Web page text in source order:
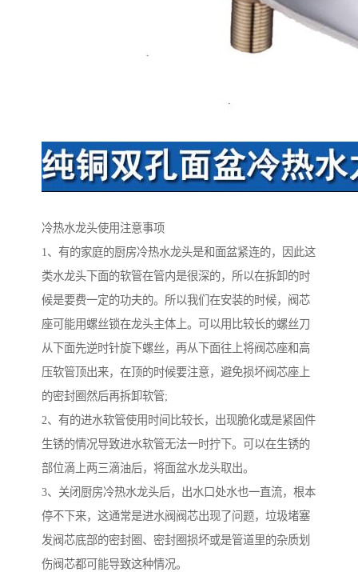
冷热水龙头使用注意事项
1、有的家庭的厨房冷热水龙头是和面盆紧连的，因此这
类水龙头下面的软管在管内是很深的，所以在拆卸的时
候是要费一定的功夫的。所以我们在安装的时候，阀芯
座可能用螺丝锁在龙头主体上。可以用比较长的螺丝刀
从下面先逆时针旋下螺丝，再从下面往上将阀芯座和高
压软管顶出来，在顶的时候要注意，避免损坏阀芯座上
的密封圈然后再拆卸软管;
2、有的进水软管使用时间比较长，出现脆化或是紧固件
生锈的情况导致进水软管无法一时拧下。可以在生锈的
部位滴上两三滴油后，将面盆水龙头取出。
3、关闭厨房冷热水龙头后，出水口处水也一直流，根本
停不下来，这通常是进水阀阀芯出现了问题，垃圾堵塞
发阀芯底部的密封圈、密封圈损坏或是管道里的杂质划
伤阀芯都可能导致这种情况。